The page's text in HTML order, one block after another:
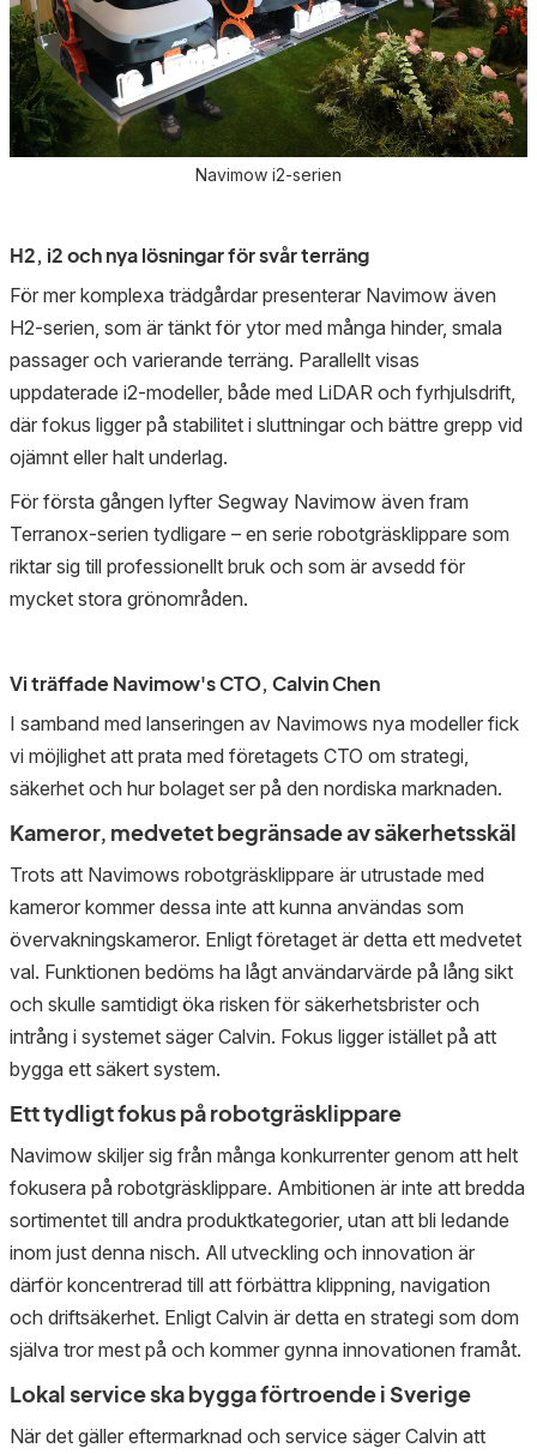
Navimow i2-serien
H2, i2 och nya lösningar för svår terräng
För mer komplexa trädgårdar presenterar Navimow även
H2-serien, som är tänkt för ytor med många hinder, smala
passager och varierande terräng. Parallellt visas
uppdaterade i2-modeller, både med LiDAR och fyrhjulsdrift,
där fokus ligger på stabilitet i sluttningar och bättre grepp vid
ojämnt eller halt underlag.
För första gången lyfter Segway Navimow även fram
Terranox-serien tydligare – en serie robotgräsklippare som
riktar sig till professionellt bruk och som är avsedd för
mycket stora grönområden.
Vi träffade Navimow's CTO, Calvin Chen
I samband med lanseringen av Navimows nya modeller fick
vi möjlighet att prata med företagets CTO om strategi,
säkerhet och hur bolaget ser på den nordiska marknaden.
Kameror, medvetet begränsade av säkerhetsskäl
Trots att Navimows robotgräsklippare är utrustade med
kameror kommer dessa inte att kunna användas som
övervakningskameror. Enligt företaget är detta ett medvetet
val. Funktionen bedöms ha lågt användarvärde på lång sikt
och skulle samtidigt öka risken för säkerhetsbrister och
intrång i systemet säger Calvin. Fokus ligger istället på att
bygga ett säkert system.
Ett tydligt fokus på robotgräsklippare
Navimow skiljer sig från många konkurrenter genom att helt
fokusera på robotgräsklippare. Ambitionen är inte att bredda
sortimentet till andra produktkategorier, utan att bli ledande
inom just denna nisch. All utveckling och innovation är
därför koncentrerad till att förbättra klippning, navigation
och driftsäkerhet. Enligt Calvin är detta en strategi som dom
själva tror mest på och kommer gynna innovationen framåt.
Lokal service ska bygga förtroende i Sverige
När det gäller eftermarknad och service säger Calvin att